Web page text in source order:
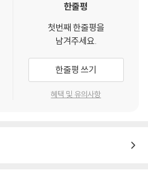
한줄평
첫번째 한줄평을
남겨주세요.
한줄평 쓰기
혜택 및 유의사항